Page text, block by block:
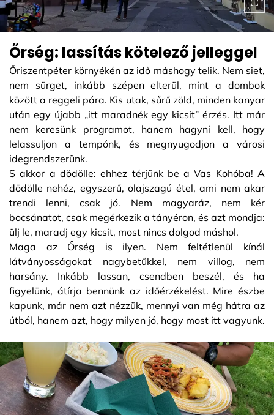
Őrség: lassítás kötelező jelleggel
Őriszentpéter környékén az idő máshogy telik. Nem siet,
nem sürget, inkább szépen elterül, mint a dombok
között a reggeli pára. Kis utak, sűrű zöld, minden kanyar
után egy újabb „itt maradnék egy kicsit” érzés. Itt már
nem keresünk programot, hanem hagyni kell, hogy
lelassuljon a tempónk, és megnyugodjon a városi
idegrendszerünk.
S akkor a dödölle: ehhez térjünk be a Vas Kohóba! A
dödölle nehéz, egyszerű, olajszagú étel, ami nem akar
trendi lenni, csak jó. Nem magyaráz, nem kér
bocsánatot, csak megérkezik a tányéron, és azt mondja:
ülj le, maradj egy kicsit, most nincs dolgod máshol.
Maga az Őrség is ilyen. Nem feltétlenül kínál
látványosságokat nagybetűkkel, nem villog, nem
harsány. Inkább lassan, csendben beszél, és ha
figyelünk, átírja bennünk az időérzékelést. Mire észbe
kapunk, már nem azt nézzük, mennyi van még hátra az
útból, hanem azt, hogy milyen jó, hogy most itt vagyunk.